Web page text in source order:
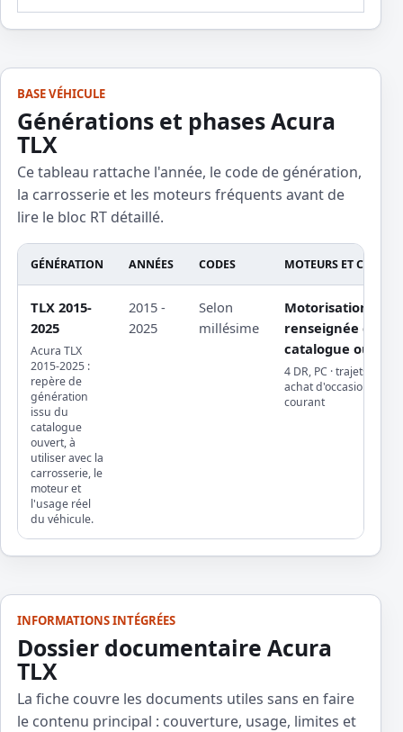
BASE VÉHICULE
Générations et phases Acura
TLX
Ce tableau rattache l'année, le code de génération,
la carrosserie et les moteurs fréquents avant de
lire le bloc RT détaillé.
GÉNÉRATION ANNÉES CODES MOTEURS ET
TLX 2015-
2025
Acura TLX
2015-2025 :
repère de
génération
issu du
catalogue
ouvert, à
utiliser avec la
carrosserie, le
moteur et
l'usage réel
du véhicule.
2015 -
2025
Selon
millésime
Motorisation non
renseignée dans
catalogue ouvert
4 DR, PC · trajets
achat d'occasion,
courant
INFORMATIONS INTÉGRÉES
Dossier documentaire Acura
TLX
La fiche couvre les documents utiles sans en faire
le contenu principal : couverture, usage, limites et